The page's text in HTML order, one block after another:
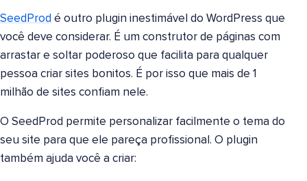
SeedProd é outro plugin inestimável do WordPress que
você deve considerar. É um construtor de páginas com
arrastar e soltar poderoso que facilita para qualquer
pessoa criar sites bonitos. É por isso que mais de 1
milhão de sites confiam nele.
O SeedProd permite personalizar facilmente o tema do
seu site para que ele pareça profissional. O plugin
também ajuda você a criar: